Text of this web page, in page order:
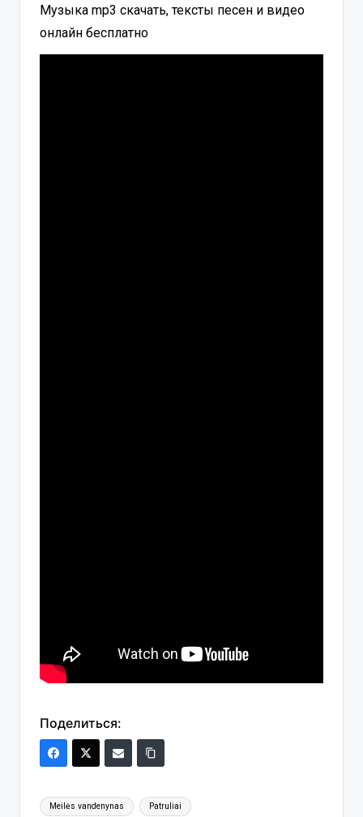
Музыка mp3 скачать, тексты песен и видео
онлайн бесплатно
Поделиться:
Метки:
Meilės vandenynas Patruliai